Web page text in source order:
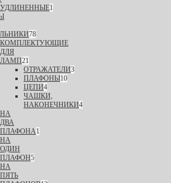
УДЛИНЕННЫЕ1
78
КОМПЛЕКТУЮЩИЕ
ДЛЯ
ЛАМП21
ОТРАЖАТЕЛИ3
ПЛАФОНЫ10
ЦЕПИ4
ЧАШКИ,
НАКОНЕЧНИКИ4
НА
ДВА
ПЛАФОНА1
НА
ОДИН
ПЛАФОН5
НА
ПЯТЬ